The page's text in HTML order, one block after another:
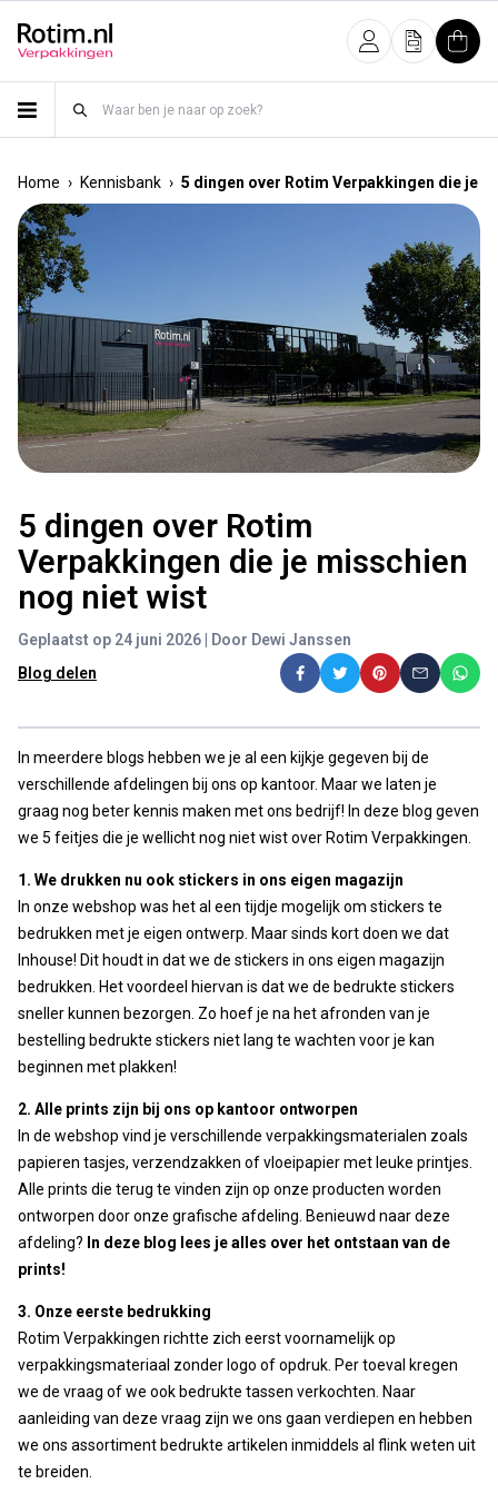
InloggenOfferte
Home › Kennisbank › 5 dingen over Rotim Verpakkingen die je
5 dingen over Rotim
Verpakkingen die je misschien
nog niet wist
Geplaatst op 24 juni 2026 | Door Dewi Janssen
Blog delen
In meerdere blogs hebben we je al een kijkje gegeven bij de
verschillende afdelingen bij ons op kantoor. Maar we laten je
graag nog beter kennis maken met ons bedrijf! In deze blog geven
we 5 feitjes die je wellicht nog niet wist over Rotim Verpakkingen.
1. We drukken nu ook stickers in ons eigen magazijn
In onze webshop was het al een tijdje mogelijk om stickers te
bedrukken met je eigen ontwerp. Maar sinds kort doen we dat
Inhouse! Dit houdt in dat we de stickers in ons eigen magazijn
bedrukken. Het voordeel hiervan is dat we de bedrukte stickers
sneller kunnen bezorgen. Zo hoef je na het afronden van je
bestelling bedrukte stickers niet lang te wachten voor je kan
beginnen met plakken!
2. Alle prints zijn bij ons op kantoor ontworpen
In de webshop vind je verschillende verpakkingsmaterialen zoals
papieren tasjes, verzendzakken of vloeipapier met leuke printjes.
Alle prints die terug te vinden zijn op onze producten worden
ontworpen door onze grafische afdeling. Benieuwd naar deze
afdeling? In deze blog lees je alles over het ontstaan van de
prints!
3. Onze eerste bedrukking
Rotim Verpakkingen richtte zich eerst voornamelijk op
verpakkingsmateriaal zonder logo of opdruk. Per toeval kregen
we de vraag of we ook bedrukte tassen verkochten. Naar
aanleiding van deze vraag zijn we ons gaan verdiepen en hebben
we ons assortiment bedrukte artikelen inmiddels al flink weten uit
te breiden.